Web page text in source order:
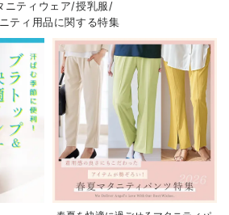
続ける カートへ進む
ニティウェア/授乳服/
ティ用品に関する特集
入り商品を確認する